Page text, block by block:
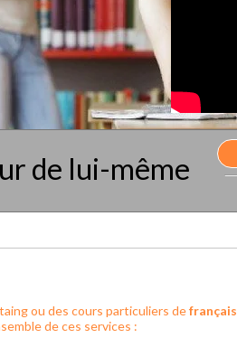
de lui-même
ou des cours particuliers defrançais
de ces services :